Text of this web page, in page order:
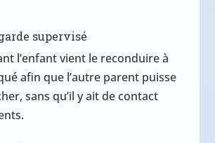
supervisé
l’enfant vient le reconduire à
afin que l’autre parent puisse
sans qu’il y ait de contact